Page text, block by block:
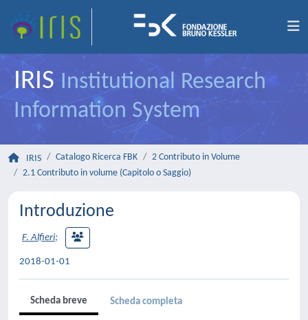
IRIS Institutional Research
Information System
IRIS Catalogo Ricerca FBK
2 Contributo in Volume
2.1 Contributo in volume (Capitolo o Saggio)
Introduzione
F. Alfieri;
2018-01-01
Scheda breve Scheda completa